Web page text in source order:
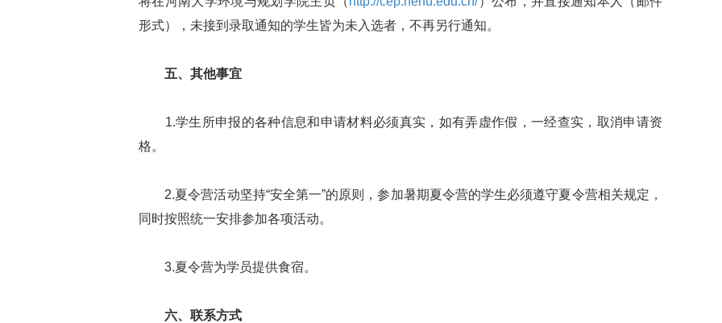
形式），未接到录取通知的学生皆为未入选者，不再另行通知。
五、其他事宜
1.学生所申报的各种信息和申请材料必须真实，如有弄虚作假，一经查实，取消申请资
格。
2.夏令营活动坚持“安全第一”的原则，参加暑期夏令营的学生必须遵守夏令营相关规定，
同时按照统一安排参加各项活动。
3.夏令营为学员提供食宿。
六、联系方式